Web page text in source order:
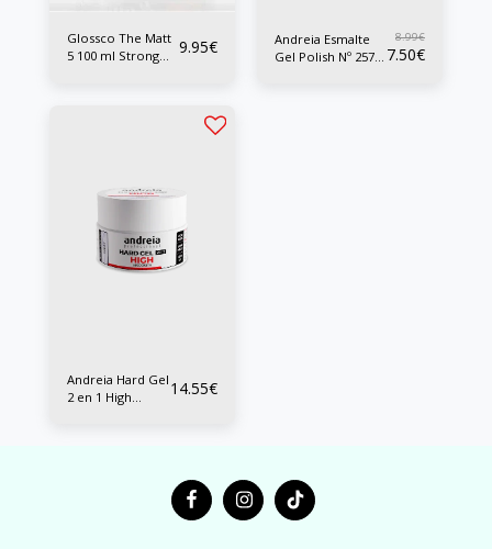
Glossco The Matt
5 100 ml Strong
9.95€
Andreia Esmalte
Gel Polish Nº 257
8.99€
7.50€
Andreia Hard Gel
2 en 1 High
14.55€